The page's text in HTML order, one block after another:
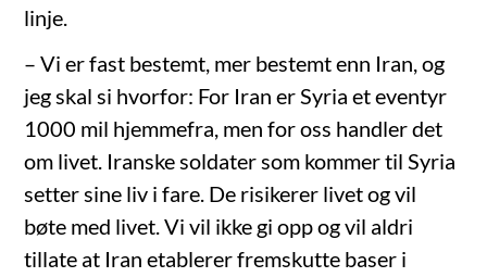
linje.
– Vi er fast bestemt, mer bestemt enn Iran, og
jeg skal si hvorfor: For Iran er Syria et eventyr
1000 mil hjemmefra, men for oss handler det
om livet. Iranske soldater som kommer til Syria
setter sine liv i fare. De risikerer livet og vil
bøte med livet. Vi vil ikke gi opp og vil aldri
tillate at Iran etablerer fremskutte baser i